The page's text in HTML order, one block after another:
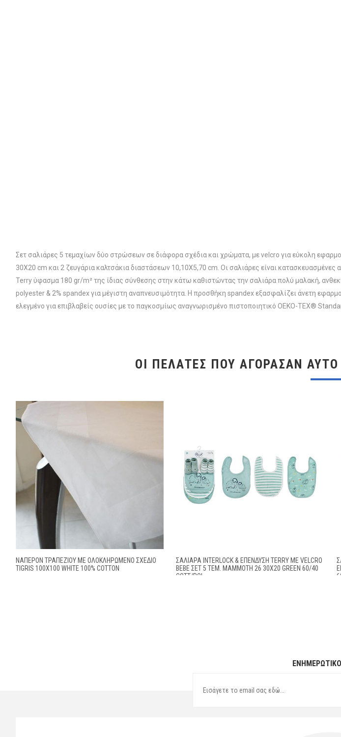
Σετ σαλιάρες 5 τεμαχίων δύο στρώσεων σε διάφορα σχέδια και χρώματα, με velcro για εύκολη
30X20 cm και 2 ζευγάρια καλτσάκια διαστάσεων 10,10X5,70 cm. Οι σαλιάρες είναι
Terry ύφασμα 180 gr/m² της ίδιας σύνθεσης στην κάτω καθιστώντας την σαλιάρα πολύ μαλακή,
polyester & 2% spandex για μέγιστη αναπνευσιμότητα. H προσθήκη spandex εξασφαλίζει άνετη
ελεγμένο για επιβλαβείς ουσίες με το παγκοσμίως αναγνωρισμένο πιστοποιητικό OEKO-TEX®
ΟΙ ΠΕΛΆΤΕΣ ΠΟΥ ΑΓΌΡΑΣΑΝ
ΝΑΠΕΡΌΝ ΤΡΑΠΕΖΊΟΥ ΜΕ ΟΛΟΚΛΗΡΩΜΈΝΟ ΣΧΈΔΙΟ
TIGRIS 100X100 WHITE 100% COTTON
ΣΑΛΙΆΡΑ INTERLOCK & ΕΠΈΝΔΥΣΗ TERRY ΜΕ VELCRO
BEBE ΣΕΤ 5 ΤΕΜ. MAMMOTH 26 30X20 GREEN 60/40
COTT/POL